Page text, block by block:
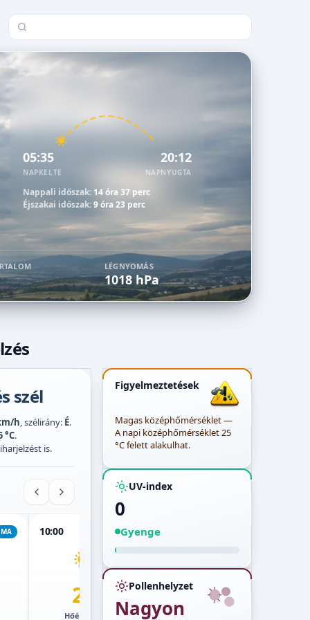
Település keresése
05:35
NAPKELTE
20:12
NAPNYUGTA
Nappali időszak: 14 óra 37 perc
Éjszakai időszak:9 óra 23 perc
LÉGNYOMÁS
1018 hPa
szél
h, szélirány: É.
°C.
is.
MA 10:00 MA
24°
Hőérzet:
11:00
26°
Hőérzet:
Figyelmeztetések
Magas középhőmérséklet —
A napi középhőmérséklet 25
°C felett alakulhat.
UV-index
0
Gyenge
Pollenhelyzet
Nagyon